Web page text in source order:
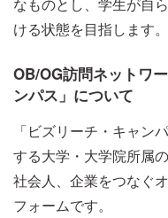
ける状態を目指します。
OB/OG訪問ネットワ
ンパス」について
「ビズリーチ・キャン
する大学・大学院所属
社会人、企業をつなぐ
フォームです。